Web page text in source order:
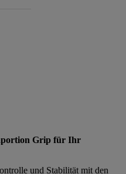
Grip für Ihr
und Stabilität mit den